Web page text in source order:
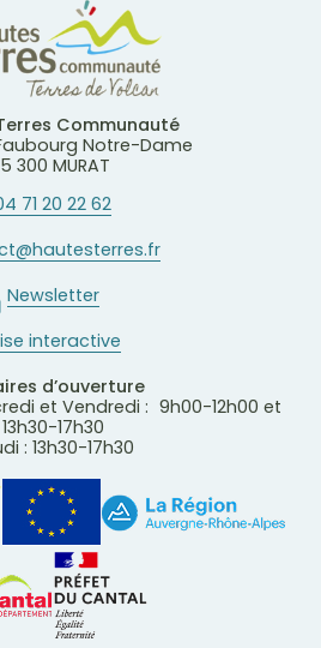
Communauté
Notre-Dame
300 MURAT
71 20 22 62
Newsletter
interactive
d’ouverture
et Vendredi : 9h00-12h00 et
13h30-17h30
: 13h30-17h30